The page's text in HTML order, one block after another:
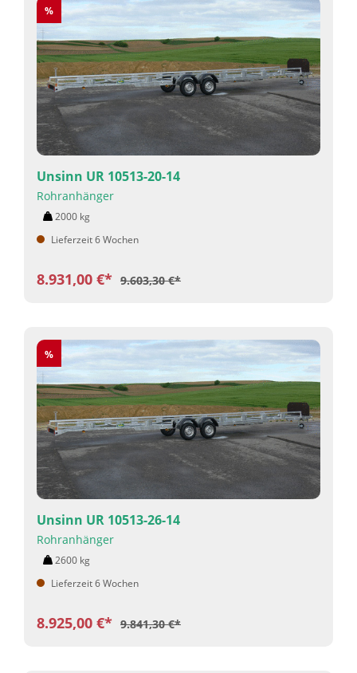
Rabatt
%
Unsinn UR 10513-20-14
Rohranhänger
2000 kg
Lieferzeit 6 Wochen
8.931,00 €* 9.603,30 €*
Rabatt
%
Unsinn UR 10513-26-14
Rohranhänger
2600 kg
Lieferzeit 6 Wochen
8.925,00 €* 9.841,30 €*